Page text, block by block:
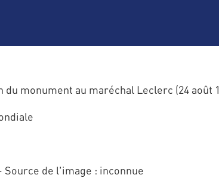
monument au maréchal Leclerc (24 août
Source de l'image : inconnue